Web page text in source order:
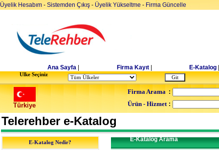
Üyelik Hesabım - Sistemden Çıkış - Üyelik Yükseltme - Firma Güncelle
Ana Sayfa Firma Kayıt E-Katalog
Ulke Seçiniz
Türkiye
Firma Arama :
Ürün - Hizmet :
Telerehber e-Katalog
E-Katalog Nedir? E-Katalog Arama